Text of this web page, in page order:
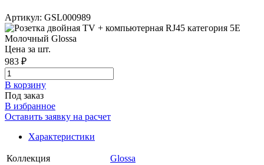
Артикул: GSL000989
Цена за шт.
983 ₽
В корзинy
Под заказ
В избранное
Оставить заявку на расчет
Характеристики
Коллекция
Glossa